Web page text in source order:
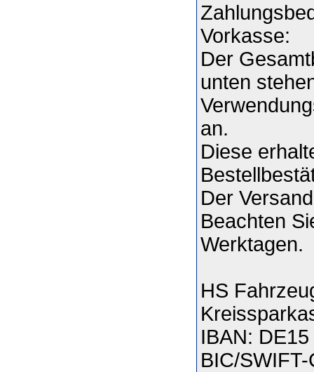
Vorkasse:
Der
unten
an.
Diese
Der
Beachten
Werktagen.
HS
IBAN:
BIC/